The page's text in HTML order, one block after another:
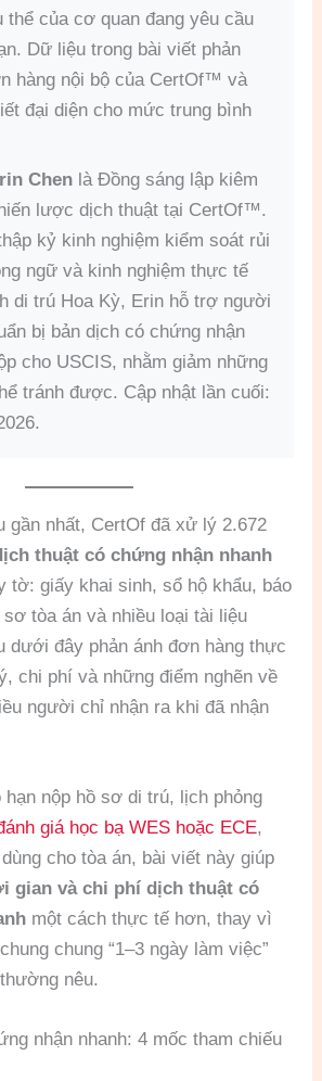
thể của cơ quan đang yêu cầu
Dữ liệu trong bài viết phản
hàng nội bộ của CertOf™ và
đại diện cho mức trung bình
Chen là Đồng sáng lập kiêm
lược dịch thuật tại CertOf™.
kỷ kinh nghiệm kiểm soát rủi
ngữ và kinh nghiệm thực tế
di trú Hoa Kỳ, Erin hỗ trợ người
bị bản dịch có chứng nhận
cho USCIS, nhằm giảm những
tránh được. Cập nhật lần cuối:
gần nhất, CertOf đã xử lý 2.672
thuật có chứng nhận nhanh
tờ: giấy khai sinh, sổ hộ khẩu, báo
tòa án và nhiều loại tài liệu
dưới đây phản ánh đơn hàng thực
chi phí và những điểm nghẽn về
người chỉ nhận ra khi đã nhận
hạn nộp hồ sơ di trú, lịch phỏng
giá học bạ WES hoặc ECE,
cho tòa án, bài viết này giúp
gian và chi phí dịch thuật có
một cách thực tế hơn, thay vì
chung “1–3 ngày làm việc”
nêu.
nhận nhanh: 4 mốc tham chiếu